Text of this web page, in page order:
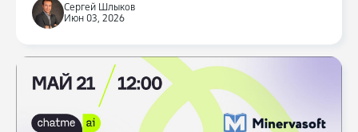
Сергей Шлыков
Июн 03, 2026